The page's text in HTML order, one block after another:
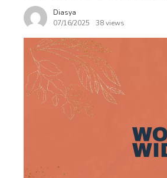
Diasya
07/16/2025
38 views